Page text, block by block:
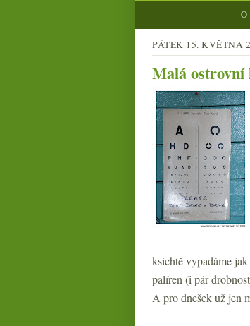
O
PÁTEK 15. KVĚTNA
Malá ostrovní
ksichtě vypadáme
palíren (i pár
A pro dnešek už jen